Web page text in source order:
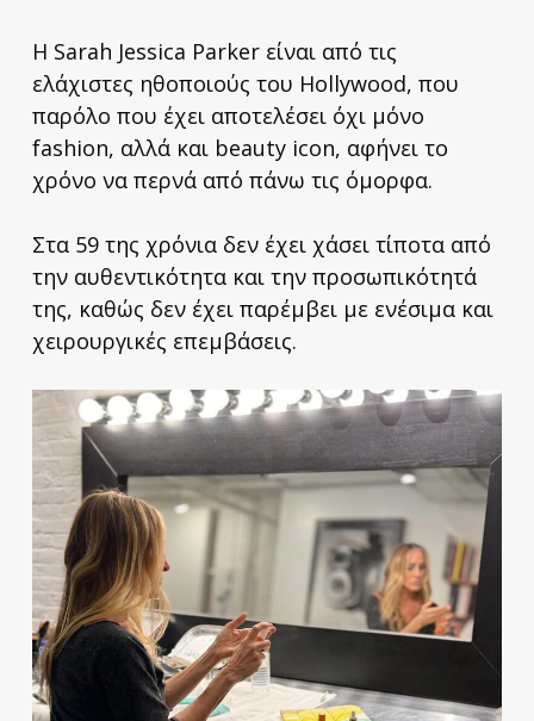
Η Sarah Jessica Parker είναι από τις
ελάχιστες ηθοποιούς του Hollywood, που
παρόλο που έχει αποτελέσει όχι μόνο
fashion, αλλά και beauty icon, αφήνει το
χρόνο να περνά από πάνω τις όμορφα.
Στα 59 της χρόνια δεν έχει χάσει τίποτα από
την αυθεντικότητα και την προσωπικότητά
της, καθώς δεν έχει παρέμβει με ενέσιμα και
χειρουργικές επεμβάσεις.